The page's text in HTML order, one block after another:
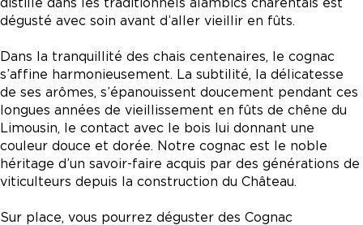
dégusté avec soin avant d’aller vieillir en fûts.
Dans la tranquillité des chais centenaires, le cognac
s’affine harmonieusement. La subtilité, la délicatesse
de ses arômes, s’épanouissent doucement pendant ces
longues années de vieillissement en fûts de chêne du
Limousin, le contact avec le bois lui donnant une
couleur douce et dorée. Notre cognac est le noble
héritage d’un savoir-faire acquis par des générations de
viticulteurs depuis la construction du Château.
Sur place, vous pourrez déguster des Cognac